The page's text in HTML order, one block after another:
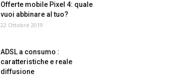
Offerte mobile Pixel 4: quale
vuoi abbinare al tuo?
22 Ottobre 2019
ADSL a consumo :
caratteristiche e reale
diffusione